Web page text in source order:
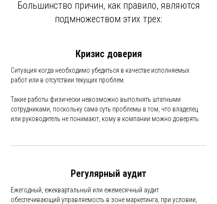
Большинство причин, как правило, являются
подмножеством этих трех:
Кризис доверия
Ситуация когда необходимо убедиться в качестве исполняемых
работ или в отсутствии текущих проблем.
Такие работы физически невозможно выполнять штатными
сотрудниками, поскольку сама суть проблемы в том, что владелец
или руководитель не понимают, кому в компании можно доверять.
Регулярный аудит
Ежегодный, ежеквартальный или ежемесячный аудит
обеспечивающий управляемость в зоне маркетинга, при условии,